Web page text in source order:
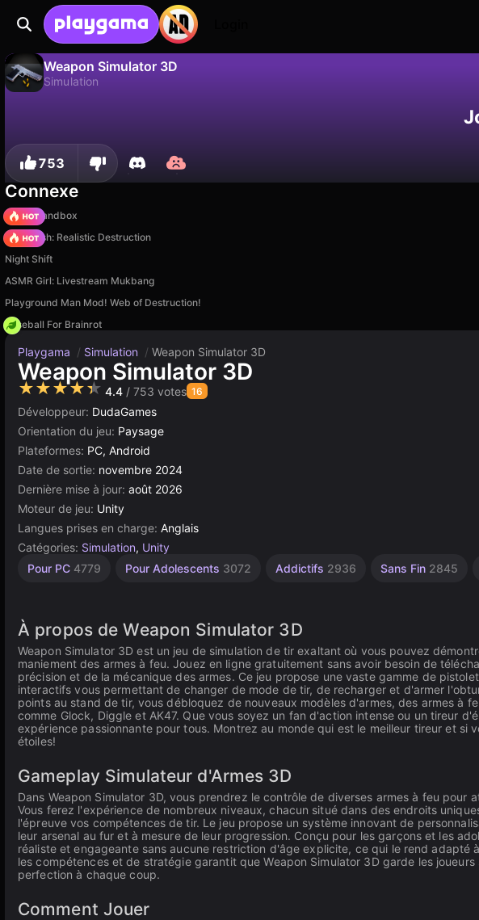
Weapon Simulator 3D
Simulation
753
Connexe
Melon Sandbox
Car Crush: Realistic Destruction
Night Shift
ASMR Girl: Livestream Mukbang
Playground Man Mod! Web of Destruction!
Baseball For Brainrot
Playgama / Simulation / Weapon Simulator 3D
Weapon Simulator 3D
★★★★★ 4.4 / 753 votes 16
Développeur: DudaGames
Orientation du jeu: Paysage
Plateformes: PC, Android
Date de sortie: novembre 2024
Dernière mise à jour: août 2026
Moteur de jeu: Unity
Langues prises en charge: Anglais
Catégories: Simulation, Unity
Pour PC 4779 Pour Adolescents 3072 Addictifs 2936 Sans Fin 2845
Combat
Agilité
Bureau
À 1
Indépendants
Tir
Haute
Navigateur
Unity
À propos de Weapon Simulator 3D
Weapon Simulator 3D est un jeu de simulation de tir exaltant où vous pouvez
maniement des armes à feu. Jouez en ligne gratuitement sans avoir besoin de
précision et de la mécanique des armes. Ce jeu propose une vaste gamme de
interactifs vous permettant de changer de mode de tir, de recharger et d'armer
points au stand de tir, vous débloquez de nouveaux modèles d'armes, des armes à
comme Glock, Diggle et AK47. Que vous soyez un fan d'action intense ou un tireur
expérience passionnante pour tous. Montrez au monde qui est le meilleur tireur et si
étoiles!
Gameplay Simulateur d'Armes 3D
Dans Weapon Simulator 3D, vous prendrez le contrôle de diverses armes à feu
Vous ferez l'expérience de nombreux niveaux, chacun situé dans des endroits
l'épreuve vos compétences de tir. Le jeu propose un système innovant de
leur arsenal au fur et à mesure de leur progression. Conçu pour les garçons et les
réaliste et engageante sans aucune restriction d'âge explicite, ce qui le rend adapté
les compétences et de stratégie garantit que Weapon Simulator 3D garde les
perfection à chaque coup.
Comment Jouer